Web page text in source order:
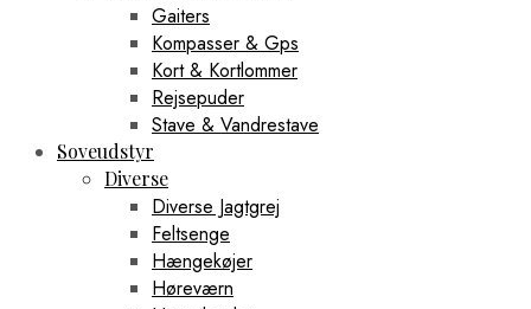
Gaiters
Kompasser & Gps
Kort & Kortlommer
Rejsepuder
Stave & Vandrestave
Soveudstyr
Diverse
Diverse Jagtgrej
Feltsenge
Hængekøjer
Høreværn